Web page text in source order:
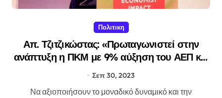
Πολιτικη
Απ. Τζιτζικώστας: «Πρωταγωνιστεί στην
ανάπτυξη η ΠΚΜ με 9% αύξηση του ΑΕΠ και
Σεπ 30, 2023
Να αξιοποιήσουν το μοναδικό δυναμικό και την